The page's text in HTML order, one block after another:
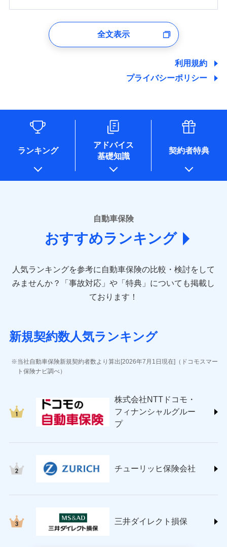
ユーザー登録受付および、管理のため
しくは委託を受けている保険会社・提携会社の保険その他に
関する情報を提供し、金融商品等の契約を勧奨するため、ま
た維持管理等の委託業務遂行のため、またそれらに付帯、関
情報を取引のある他の保険会社の商品・サービスをご提案す
るために利用させていただくことがあります。）
各種セミナーの開催のため
コンサルティングサービスの実施のため
アンケートやキャンペーン等の実施のため
上記に係る案内・手続き・管理等付帯業務を行うため
* 当社が委託を受けている保険会社の情報は、保険会社のホ
ームページに掲載しておりますので、ご確認ください。
あいおいニッセイ同和損害保険株式会社
(https://www.aioinissaydowa.co.jp/)
アクサ損害保険株式会社 (https://www.axa-
direct.co.jp/)
sompo.co.jp/)
東京海上ダイレクト損害保険株式会社 (https://www.e-
AIG損害保険株式会社 (https://www.aig.co.jp/sonpo)
ジェイアイ傷害火災保険株式会社
ソニー損害保険株式会社
(https://www.sonysonpo.co.jp/)
ＳＯＭＰＯダイレクト損害保険株式会社
(https://www.sompo-direct.co.jp/)
チューリッヒ保険会社 (https://www.zurich.co.jp/)
(https://www.nisshinfire.co.jp/)
(https://www.petfamilyins.co.jp/)
ins.com/)
三井ダイレクト損害保険株式会社
全文表示
利用規約
プライバシーポリシー
ランキング
アドバイス
基礎知識
契約者特典
自動車保険
おすすめランキング
人気ランキングを参考に自動車保険の比較・検討をして
みませんか？
「事故対応」や「特典」についても掲載し
ております！
新規契約数人気ランキング
当社自動車保険新規契約者数より算出[2026年7月1日現在]（ドコモスマー
ト保険ナビ調べ）
株式会社NTTドコモ・
フィナンシャルグルー
プ
チューリッヒ保険会社
三井ダイレクト損保